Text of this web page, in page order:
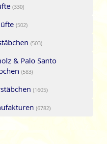
(330)
(502)
(503)
& Palo Santo
(583)
(1605)
(6782)